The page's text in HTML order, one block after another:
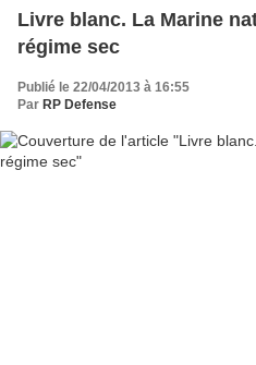
Livre blanc. La Marine
régime sec
Publié le 22/04/2013 à 16:55
Par RP Defense